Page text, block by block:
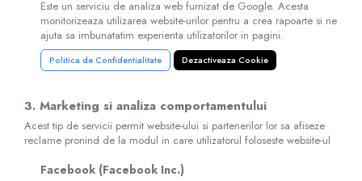
Este un serviciu de analiza web furnizat de Google. Acesta
monitorizeaza utilizarea website-urilor pentru a crea rapoarte si ne
ajuta sa imbunatatim experienta utilizatorilor in pagini.
Politica de Confidentialitate Dezactiveaza Cookie
3. Marketing si analiza comportamentului
Acest tip de servicii permit website-ului si partenerilor lor sa afiseze
reclame pronind de la modul in care utilizatorul foloseste website-ul
Facebook (Facebook Inc.)